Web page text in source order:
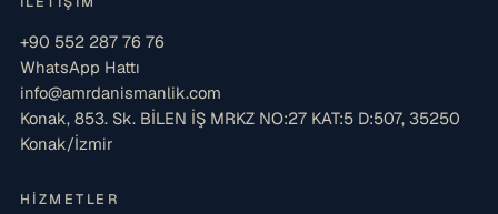
+90 552 287 76 76
WhatsApp Hattı
info@amrdanismanlik.com
Konak, 853. Sk. BİLEN İŞ MRKZ NO:27 KAT:5 D:507, 35250
Konak/İzmir
HIZMETLER